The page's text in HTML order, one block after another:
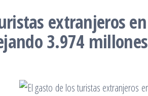
extranjeros
3.974